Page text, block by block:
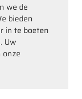
we de
bieden
in te boeten
Uw